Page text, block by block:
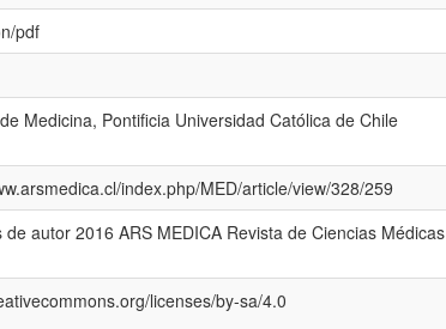
pdf
Medicina, Pontificia Universidad Católica de Chile
index.php/MED/article/view/328/259
de autor 2016 ARS MEDICA Revista de Ciencias Médicas
licenses/by-sa/4.0